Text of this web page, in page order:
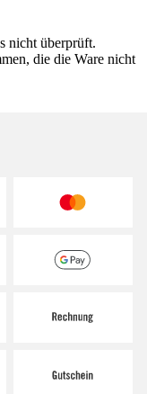
nicht überprüft.
die die Ware nicht